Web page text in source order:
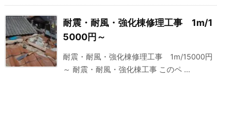
耐震・耐風・強化棟修理工事 1m/1
5000円～
耐震・耐風・強化棟修理工事 1m/15000円
～ 耐震・耐風・強化棟工事 このペ ...